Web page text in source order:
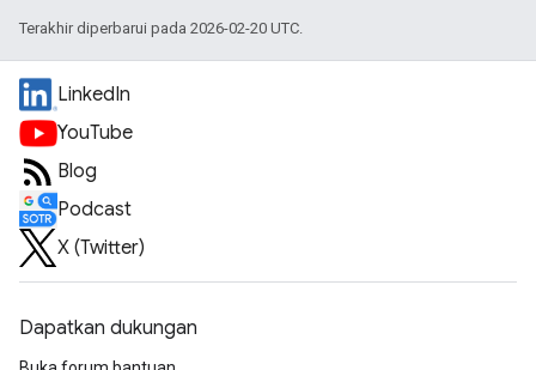
Terakhir diperbarui pada 2026-02-20 UTC.
LinkedIn
YouTube
Blog
Podcast
X (Twitter)
Dapatkan dukungan